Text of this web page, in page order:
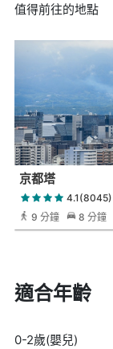
值得前往的地點
京都塔
4.1(8045)
9 分鐘
8 分鐘
適合年齡
0-2歲(嬰兒)